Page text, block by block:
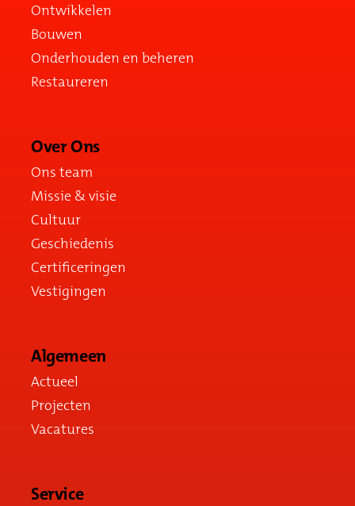
Ontwikkelen
Bouwen
Onderhouden en beheren
Restaureren
Over Ons
Ons team
Missie & visie
Cultuur
Geschiedenis
Certificeringen
Vestigingen
Algemeen
Actueel
Projecten
Vacatures
Service